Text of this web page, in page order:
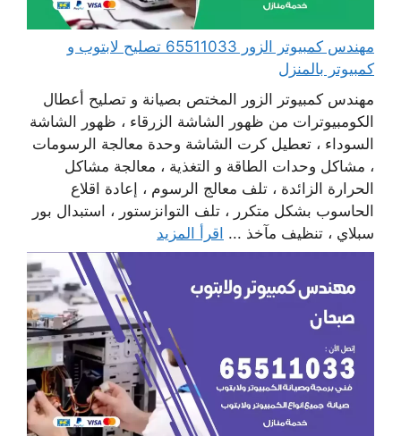
مهندس كمبيوتر الزور 65511033 تصليح لابتوب و
كمبيوتر بالمنزل
مهندس كمبيوتر الزور المختص بصيانة و تصليح أعطال
الكومبيوترات من ظهور الشاشة الزرقاء ، ظهور الشاشة
السوداء ، تعطيل كرت الشاشة وحدة معالجة الرسومات
، مشاكل وحدات الطاقة و التغذية ، معالجة مشاكل
الحرارة الزائدة ، تلف معالج الرسوم ، إعادة اقلاع
الحاسوب بشكل متكرر ، تلف التوانزستور ، استبدال بور
سبلاي ، تنظيف مآخذ ... اقرأ المزيد